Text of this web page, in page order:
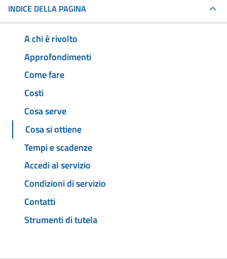
INDICE DELLA PAGINA
A chi è rivolto
Approfondimenti
Come fare
Costi
Cosa serve
Cosa si ottiene
Tempi e scadenze
Accedi al servizio
Condizioni di servizio
Contatti
Strumenti di tutela